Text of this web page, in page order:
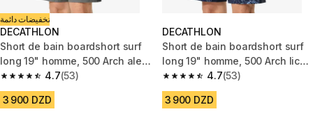
تخفيضات دائمة
DECATHLON
Short de bain boardshort surf
long 19" homme, 500 Arch alex
kaki
4.7
4.7 out of 5 stars from 53 reviews
(53)
3 900 DZD
DECATHLON
Short de bain boardshort surf
long 19" homme, 500 Arch lico
bleu
4.7
4.7 out of 5 stars from 53
(53)
3 900 DZD